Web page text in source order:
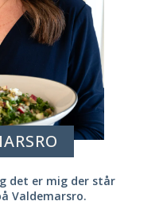
det er mig der står
Valdemarsro.